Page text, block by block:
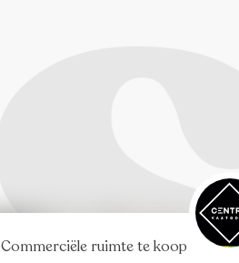
Nieuw
Commerciële ruimte te koop